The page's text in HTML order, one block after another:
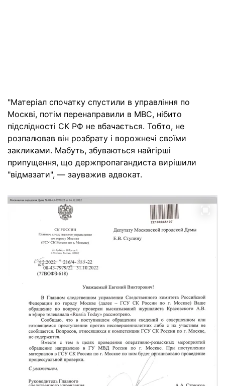
"Матеріал спочатку спустили в управління по
Москві, потім перенаправили в МВС, нібито
підслідності СК РФ не вбачається. Тобто, не
розпалював він розбрату і ворожнечі своїми
закликами. Мабуть, збуваються найгірші
припущення, що держпропагандиста вирішили
"відмазати", — зауважив адвокат.